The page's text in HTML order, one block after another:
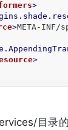
>
>META-
>
目录